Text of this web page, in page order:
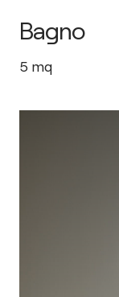
Bagno
5 mq